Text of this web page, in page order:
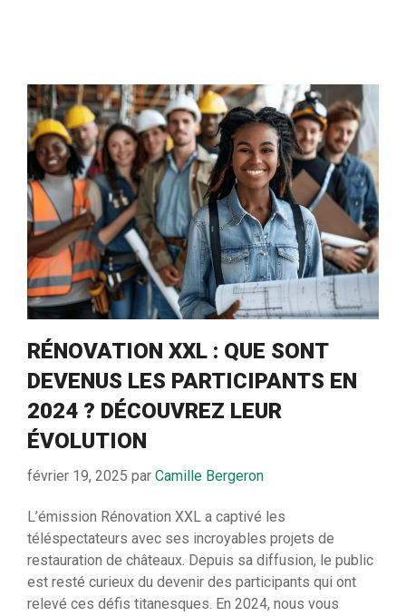
RÉNOVATION XXL : QUE SONT
DEVENUS LES PARTICIPANTS EN
2024 ? DÉCOUVREZ LEUR
ÉVOLUTION
février 19, 2025 par Camille Bergeron
L’émission Rénovation XXL a captivé les
téléspectateurs avec ses incroyables projets de
restauration de châteaux. Depuis sa diffusion, le public
est resté curieux du devenir des participants qui ont
relevé ces défis titanesques. En 2024, nous vous